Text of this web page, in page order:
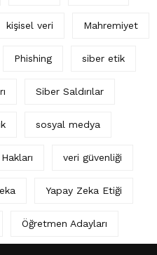
kişisel veri Mahremiyet
Phishing siber etik
Siber Saldırılar
sosyal medya
veri güvenliği
Yapay Zeka Etiği
Öğretmen Adayları